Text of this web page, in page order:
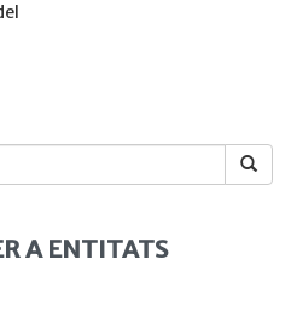
A ENTITATS